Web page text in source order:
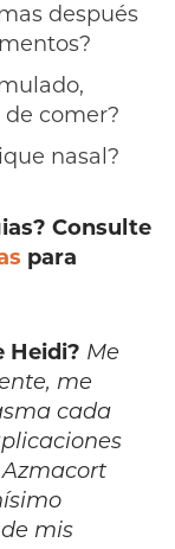
después
comer?
nasal?
Consulte
para
Heidi? Me
me
cada
Azmacort
mis